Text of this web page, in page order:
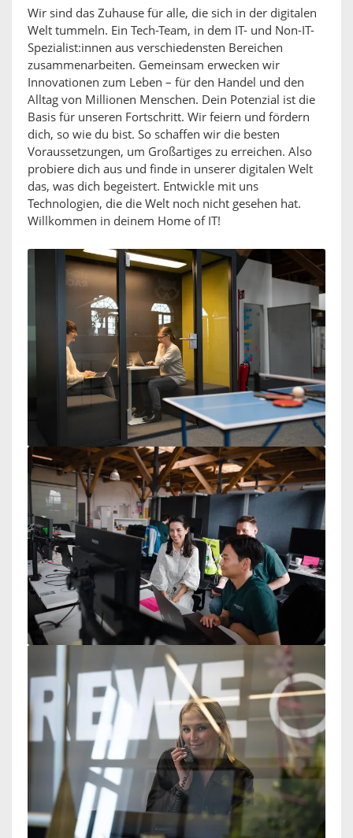
Wir sind das Zuhause für alle, die sich in der digitalen
Welt tummeln. Ein Tech-Team, in dem IT- und Non-IT-
Spezialist:innen aus verschiedensten Bereichen
zusammenarbeiten. Gemeinsam erwecken wir
Innovationen zum Leben – für den Handel und den
Alltag von Millionen Menschen. Dein Potenzial ist die
Basis für unseren Fortschritt. Wir feiern und fördern
dich, so wie du bist. So schaffen wir die besten
Voraussetzungen, um Großartiges zu erreichen. Also
probiere dich aus und finde in unserer digitalen Welt
das, was dich begeistert. Entwickle mit uns
Technologien, die die Welt noch nicht gesehen hat.
Willkommen in deinem Home of IT!